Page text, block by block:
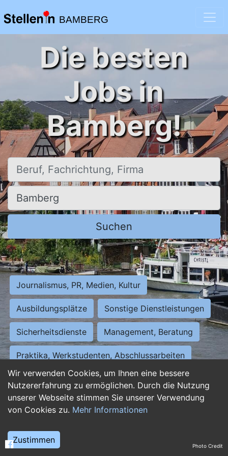
BAMBERG
Wir verwenden Cookies, um Ihnen eine bessere
Nutzererfahrung zu ermöglichen. Durch die Nutzung
unserer Webseite stimmen Sie unserer Verwendung
von Cookies zu. Mehr Informationen
Zustimmen
Die besten
Jobs in
Bamberg!
Beruf, Fachrichtung, Firma
Ort, Stadt
Suchen
Journalismus, PR, Medien, Kultur
Ausbildungsplätze Sonstige Dienstleistungen
Sicherheitsdienste Management, Beratung
Praktika, Werkstudenten, Abschlussarbeiten
Personalwesen Assistenz, Sekretariat
Hilfskräfte, Aushilfs- und Nebenjobs
Weiterbildung, Studium, duale Ausbildung Photo Credit